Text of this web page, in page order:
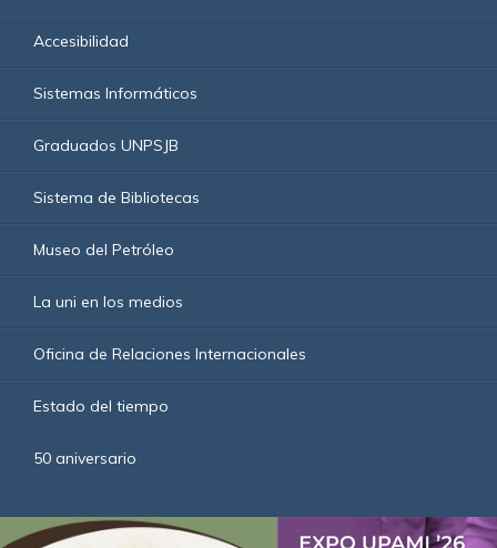
Accesibilidad
Sistemas Informáticos
Graduados UNPSJB
Sistema de Bibliotecas
Museo del Petróleo
La uni en los medios
Oficina de Relaciones Internacionales
Estado del tiempo
50 aniversario